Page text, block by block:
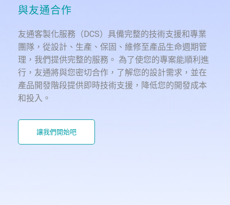
與友通合作
友通客製化服務（DCS）具備完整的技術支援和專業
團隊，從設計、生產、保固、維修至產品生命週期管
理，我們提供完整的服務。 為了使您的專案能順利進
行，友通將與您密切合作，了解您的設計需求，並在
產品開發階段提供即時技術支援，降低您的開發成本
和投入。
讓我們開始吧